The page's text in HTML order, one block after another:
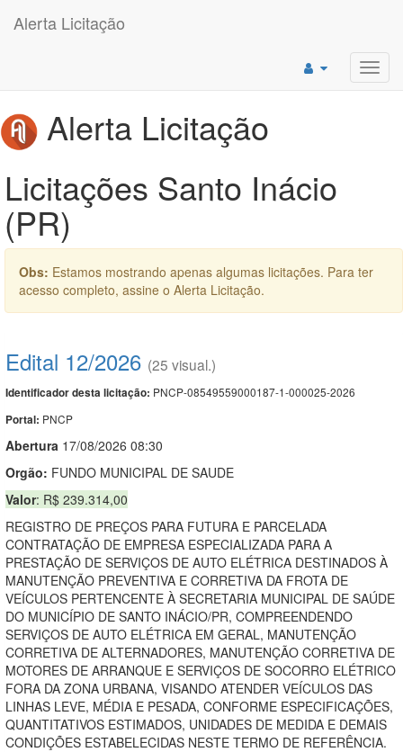
Alerta Licitação
Alerta Licitação
Licitações Santo Inácio
(PR)
Obs: Estamos mostrando apenas algumas licitações. Para ter
acesso completo, assine o Alerta Licitação.
Edital 12/2026 (25 visual.)
Identificador desta licitação: PNCP-08549559000187-1-000025-2026
Portal: PNCP
Abertura 17/08/2026 08:30
Orgão: FUNDO MUNICIPAL DE SAUDE
Valor: R$ 239.314,00
REGISTRO DE PREÇOS PARA FUTURA E PARCELADA
CONTRATAÇÃO DE EMPRESA ESPECIALIZADA PARA A
PRESTAÇÃO DE SERVIÇOS DE AUTO ELÉTRICA DESTINADOS À
MANUTENÇÃO PREVENTIVA E CORRETIVA DA FROTA DE
VEÍCULOS PERTENCENTE À SECRETARIA MUNICIPAL DE SAÚDE
DO MUNICÍPIO DE SANTO INÁCIO/PR, COMPREENDENDO
SERVIÇOS DE AUTO ELÉTRICA EM GERAL, MANUTENÇÃO
CORRETIVA DE ALTERNADORES, MANUTENÇÃO CORRETIVA DE
MOTORES DE ARRANQUE E SERVIÇOS DE SOCORRO ELÉTRICO
FORA DA ZONA URBANA, VISANDO ATENDER VEÍCULOS DAS
LINHAS LEVE, MÉDIA E PESADA, CONFORME ESPECIFICAÇÕES,
QUANTITATIVOS ESTIMADOS, UNIDADES DE MEDIDA E DEMAIS
CONDIÇÕES ESTABELECIDAS NESTE TERMO DE REFERÊNCIA.